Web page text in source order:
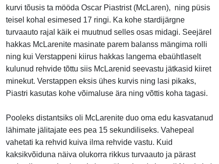
kurvi tõusis ta mööda Oscar Piastrist (McLaren), ning püsis
teisel kohal esimesed 17 ringi. Ka kohe stardijärgne
turvaauto rajal käik ei muutnud selles osas midagi. Seejärel
hakkas McLarenite masinate parem balanss mängima rolli
ning kui Verstappeni kiirus hakkas langema ebaühtlaselt
kulunud rehvide tõttu siis McLarenid seevastu jätkasid kiiret
minekut. Verstappen eksis ühes kurvis ning lasi pikaks,
Piastri kasutas kohe võimaluse ära ning võttis koha tagasi.
Pooleks distantsiks oli McLarenite duo oma edu kasvatanud
lähimate jälitajate ees pea 15 sekundiliseks. Vahepeal
vahetati ka rehvid kuiva ilma rehvide vastu. Kuid
kaksikvõiduna näiva olukorra rikkus turvaauto ja pärast